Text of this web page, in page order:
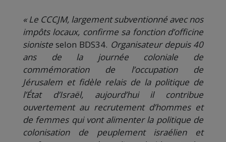
« Le CCCJM, largement subventionné avec nos
impôts locaux, confirme sa fonction d’officine
sionisteselon BDS34. Organisateur depuis 40
ans de la journée coloniale de
commémoration de l’occupation de
Jérusalem et fidèle relais de la politique de
l’État d’Israël, aujourd’hui il contribue
ouvertement au recrutement d’hommes et
de femmes qui vont alimenter la politique de
colonisation de peuplement israélien et